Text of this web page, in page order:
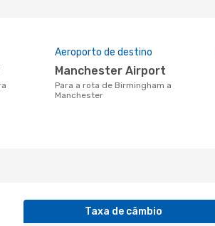
Aeroporto de destino
Manchester Airport
Para a rota de Birmingham a
Manchester
Taxa de câmbio